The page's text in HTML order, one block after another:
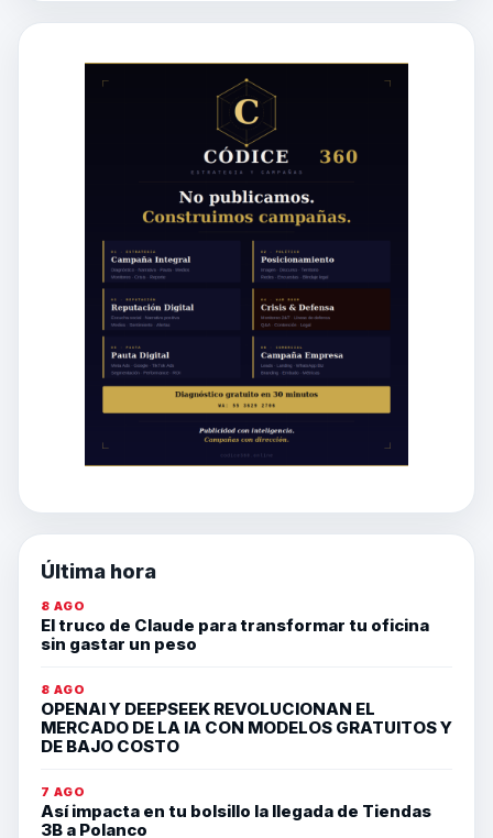
Última hora
8 AGO
El truco de Claude para transformar tu oficina
sin gastar un peso
8 AGO
OPENAI Y DEEPSEEK REVOLUCIONAN EL
MERCADO DE LA IA CON MODELOS GRATUITOS Y
DE BAJO COSTO
7 AGO
Así impacta en tu bolsillo la llegada de Tiendas
3B a Polanco